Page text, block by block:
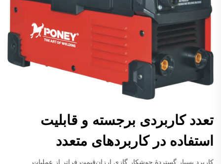
تعدد کاربردی برجسته و قابلیت
استفاده در کاربردهای متعدد
کاربرد بسیار گستردهٔ جوشکار گازی ارزان‌قیمت فراتر از عملیات